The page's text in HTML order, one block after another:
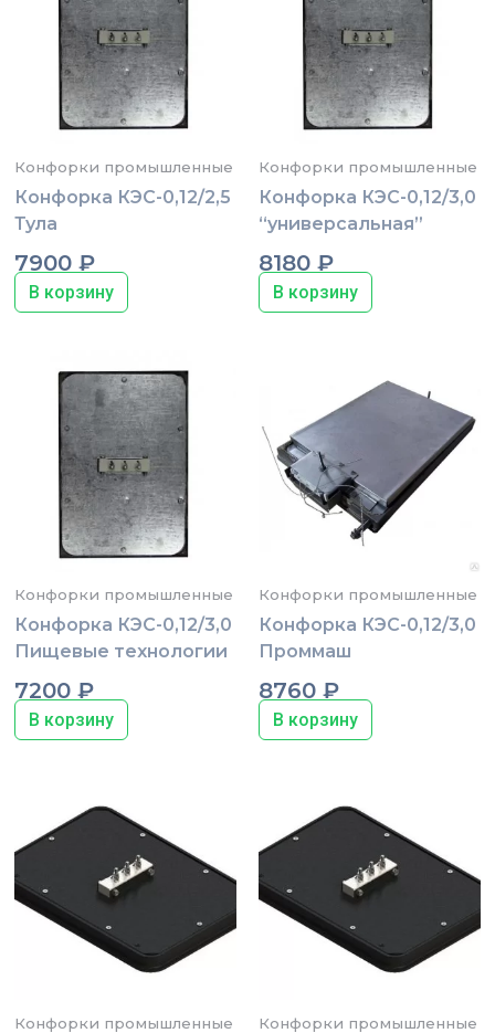
Конфорки промышленные
Конфорка КЭС-0,12/2,5
Тула
7900₽
В корзину
Конфорки промышленные
Конфорка КЭС-0,12/3,0
“универсальная”
8180 ₽
В корзину
Конфорки промышленные
Конфорка КЭС-0,12/3,0
Пищевые технологии
7200₽
В корзину
Конфорки промышленные
Конфорка КЭС-0,12/3,0
Проммаш
8760 ₽
В корзину
Конфорки промышленные Конфорки промышленные